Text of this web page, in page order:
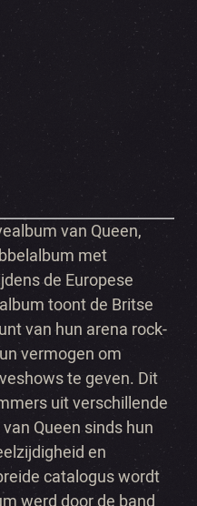
van Queen,
met
de Europese
toont de Britse
van hun arena rock-
vermogen om
te geven. Dit
uit verschillende
Queen sinds hun
en
catalogus wordt